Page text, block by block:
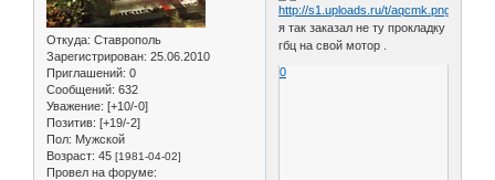
Откуда: Ставрополь
Зарегистрирован: 25.06.2010
Приглашений: 0
Сообщений: 632
Уважение: [+10/-0]
Позитив: [+19/-2]
Пол: Мужской
Возраст: 45 [1981-04-02]
Провел на форуме:
я так заказал не ту прокладку
гбц на свой мотор .
0